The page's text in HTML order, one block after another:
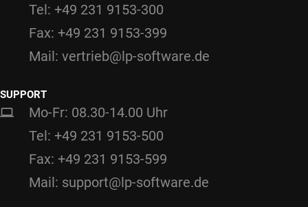
Tel: +49 231 9153-300
Fax: +49 231 9153-399
Mail: vertrieb@lp-software.de
SUPPORT
Mo-Fr: 08.30-14.00 Uhr
Tel: +49 231 9153-500
Fax: +49 231 9153-599
Mail: support@lp-software.de